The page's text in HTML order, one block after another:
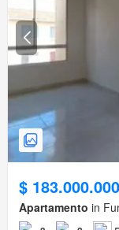
$ 183.000.000
Apartamento in